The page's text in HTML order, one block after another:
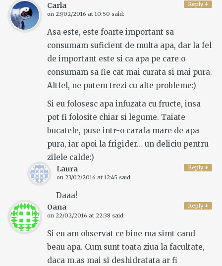
Reply↓
Carla
on 23/02/2016 at 10:50 said:
Asa este, este foarte important sa
consumam suficient de multa apa, dar la fel
de important este si ca apa pe care o
consumam sa fie cat mai curata si mai pura.
Altfel, ne putem trezi cu alte probleme:)
Si eu folosesc apa infuzata cu fructe, insa
pot fi folosite chiar si legume. Taiate
bucatele, puse intr-o carafa mare de apa
pura, iar apoi la frigider… un deliciu pentru
zilele calde:)
Reply↓
Laura
on 23/02/2016 at 12:45 said:
Daaa!
Reply↓
Oana
on 22/02/2016 at 22:38 said:
Si eu am observat ce bine ma simt cand
beau apa. Cum sunt toata ziua la facultate,
daca m.as mai si deshidratata ar fi